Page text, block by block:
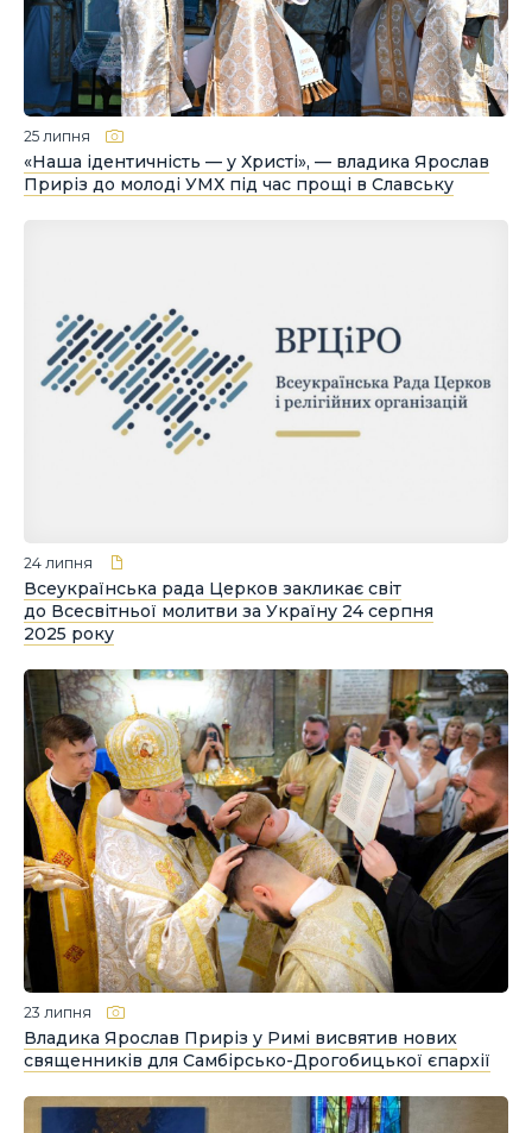
25 липня
«Наша ідентичність — у Христі», — владика Ярослав
Приріз до молоді УМХ під час прощі в Славську
24 липня
Всеукраїнська рада Церков закликає світ
до Всесвітньої молитви за Україну 24 серпня
2025 року
23 липня
Владика Ярослав Приріз у Римі висвятив нових
священників для Самбірсько-Дрогобицької єпархії